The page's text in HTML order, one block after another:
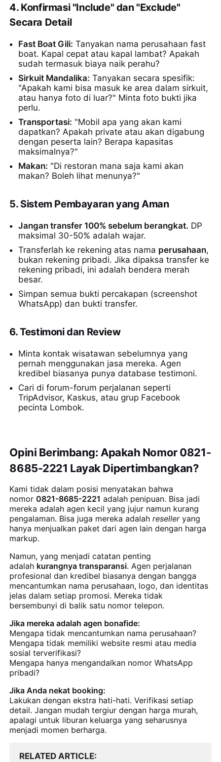
4. Konfirmasi "Include" dan "Exclude"
Secara Detail
Fast Boat Gili: Tanyakan nama perusahaan fast
boat. Kapal cepat atau kapal lambat? Apakah
sudah termasuk biaya naik perahu?
Sirkuit Mandalika: Tanyakan secara spesifik:
"Apakah kami bisa masuk ke area dalam sirkuit,
atau hanya foto di luar?" Minta foto bukti jika
perlu.
Transportasi: "Mobil apa yang akan kami
dapatkan? Apakah private atau akan digabung
dengan peserta lain? Berapa kapasitas
maksimalnya?"
Makan: "Di restoran mana saja kami akan
makan? Boleh lihat menunya?"
5. Sistem Pembayaran yang Aman
Jangan transfer 100% sebelum berangkat. DP
maksimal 30-50% adalah wajar.
Transferlah ke rekening atas nama perusahaan,
bukan rekening pribadi. Jika dipaksa transfer ke
rekening pribadi, ini adalah bendera merah
besar.
Simpan semua bukti percakapan (screenshot
WhatsApp) dan bukti transfer.
6. Testimoni dan Review
Minta kontak wisatawan sebelumnya yang
pernah menggunakan jasa mereka. Agen
kredibel biasanya punya database testimoni.
Cari di forum-forum perjalanan seperti
TripAdvisor, Kaskus, atau grup Facebook
pecinta Lombok.
Opini Berimbang: Apakah Nomor 0821-
8685-2221 Layak Dipertimbangkan?
Kami tidak dalam posisi menyatakan bahwa
nomor0821-8685-2221 adalah penipuan. Bisa jadi
mereka adalah agen kecil yang jujur namun kurang
pengalaman. Bisa juga mereka adalahreselleryang
hanya menjualkan paket dari agen lain dengan harga
markup.
Namun, yang menjadi catatan penting
adalah kurangnya transparansi. Agen perjalanan
profesional dan kredibel biasanya dengan bangga
mencantumkan nama perusahaan, logo, dan identitas
jelas dalam setiap promosi. Mereka tidak
bersembunyi di balik satu nomor telepon.
Jika mereka adalah agen bonafide:
Mengapa tidak mencantumkan nama perusahaan?
Mengapa tidak memiliki website resmi atau media
sosial terverifikasi?
Mengapa hanya mengandalkan nomor WhatsApp
pribadi?
Jika Anda nekat booking:
Lakukan dengan ekstra hati-hati. Verifikasi setiap
detail. Jangan mudah tergiur dengan harga murah,
apalagi untuk liburan keluarga yang seharusnya
menjadi momen berharga.
RELATED ARTICLE